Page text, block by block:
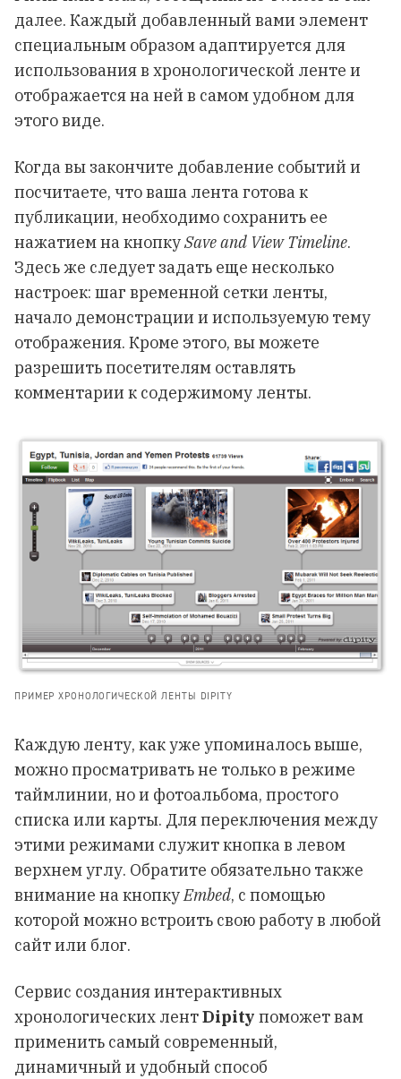
далее. Каждый добавленный вами элемент
специальным образом адаптируется для
использования в хронологической ленте и
отображается на ней в самом удобном для
этого виде.
Когда вы закончите добавление событий и
посчитаете, что ваша лента готова к
публикации, необходимо сохранить ее
нажатием на кнопкуSave and View Timeline.
Здесь же следует задать еще несколько
настроек: шаг временной сетки ленты,
начало демонстрации и используемую тему
отображения. Кроме этого, вы можете
разрешить посетителям оставлять
комментарии к содержимому ленты.
ПРИМЕР ХРОНОЛОГИЧЕСКОЙ ЛЕНТЫ DIPITY
Каждую ленту, как уже упоминалось выше,
можно просматривать не только в режиме
таймлинии, но и фотоальбома, простого
списка или карты. Для переключения между
этими режимами служит кнопка в левом
верхнем углу. Обратите обязательно также
внимание на кнопкуEmbed, с помощью
которой можно встроить свою работу в любой
сайт или блог.
Сервис создания интерактивных
хронологических лентDipity поможет вам
применить самый современный,
динамичный и удобный способ